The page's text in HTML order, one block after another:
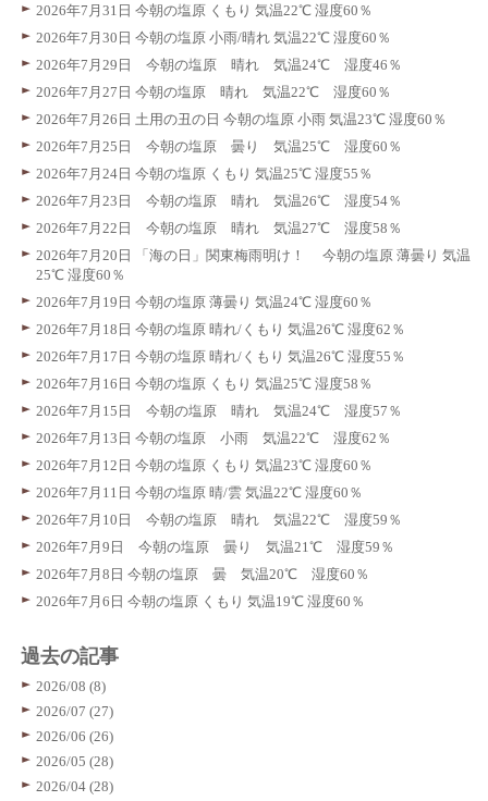
2026年7月31日 今朝の塩原 くもり 気温22℃ 湿度60％
2026年7月30日 今朝の塩原 小雨/晴れ 気温22℃ 湿度60％
2026年7月29日 今朝の塩原 晴れ 気温24℃ 湿度46％
2026年7月27日 今朝の塩原 晴れ 気温22℃ 湿度60％
2026年7月26日 土用の丑の日 今朝の塩原 小雨 気温23℃ 湿度60％
2026年7月25日 今朝の塩原 曇り 気温25℃ 湿度60％
2026年7月24日 今朝の塩原 くもり 気温25℃ 湿度55％
2026年7月23日 今朝の塩原 晴れ 気温26℃ 湿度54％
2026年7月22日 今朝の塩原 晴れ 気温27℃ 湿度58％
2026年7月20日 「海の日」関東梅雨明け！ 今朝の塩原 薄曇り 気温
25℃ 湿度60％
2026年7月19日 今朝の塩原 薄曇り 気温24℃ 湿度60％
2026年7月18日 今朝の塩原 晴れ/くもり 気温26℃ 湿度62％
2026年7月17日 今朝の塩原 晴れ/くもり 気温26℃ 湿度55％
2026年7月16日 今朝の塩原 くもり 気温25℃ 湿度58％
2026年7月15日 今朝の塩原 晴れ 気温24℃ 湿度57％
2026年7月13日 今朝の塩原 小雨 気温22℃ 湿度62％
2026年7月12日 今朝の塩原 くもり 気温23℃ 湿度60％
2026年7月11日 今朝の塩原 晴/雲 気温22℃ 湿度60％
2026年7月10日 今朝の塩原 晴れ 気温22℃ 湿度59％
2026年7月9日 今朝の塩原 曇り 気温21℃ 湿度59％
2026年7月8日 今朝の塩原 曇 気温20℃ 湿度60％
2026年7月6日 今朝の塩原 くもり 気温19℃ 湿度60％
過去の記事
2026/08 (8)
2026/07 (27)
2026/06 (26)
2026/05 (28)
2026/04 (28)